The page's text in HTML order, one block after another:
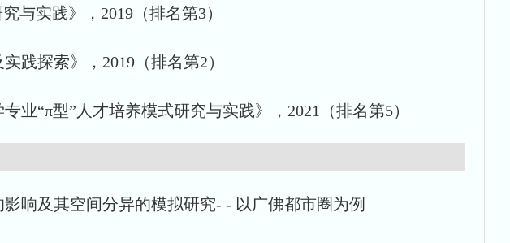
与实践》，2019（排名第3）
践探索》，2019（排名第2）
“π型”人才培养模式研究与实践》，2021（排名第5）
响及其空间分异的模拟研究- - 以广佛都市圈为例